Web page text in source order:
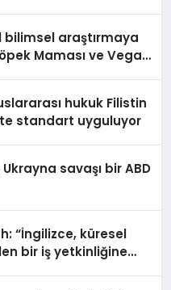
bilimsel araştırmaya
Maması ve Vegan
hukuk Filistin
standart uyguluyor
savaşı bir ABD
“İngilizce, küresel
bir iş yetkinliğine